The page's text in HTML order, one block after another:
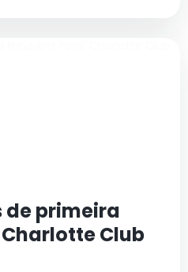
de primeira
Club